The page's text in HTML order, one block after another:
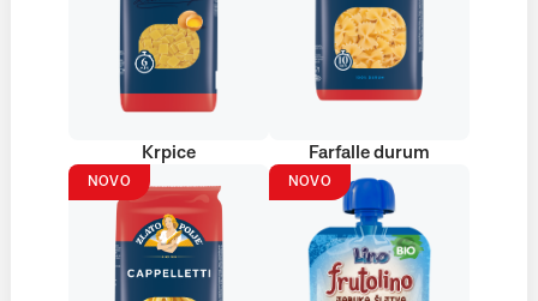
Krpice Farfalle durum
NOVO NOVO